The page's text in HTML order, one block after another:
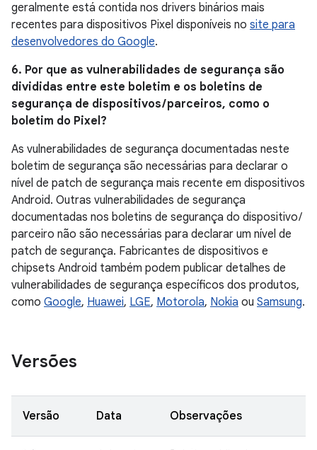
geralmente está contida nos drivers binários mais
recentes para dispositivos Pixel disponíveis no site para
desenvolvedores do Google.
6. Por que as vulnerabilidades de segurança são
divididas entre este boletim e os boletins de
segurança de dispositivos / parceiros, como o
boletim do Pixel?
As vulnerabilidades de segurança documentadas neste
boletim de segurança são necessárias para declarar o
nível de patch de segurança mais recente em dispositivos
Android. Outras vulnerabilidades de segurança
documentadas nos boletins de segurança do dispositivo /
parceiro não são necessárias para declarar um nível de
patch de segurança. Fabricantes de dispositivos e
chipsets Android também podem publicar detalhes de
vulnerabilidades de segurança específicos dos produtos,
como Google, Huawei, LGE, Motorola, Nokia ou Samsung.
Versões
Versão Data Observações